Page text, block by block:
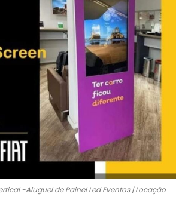
-Aluguel de Painel Led Eventos | Locação